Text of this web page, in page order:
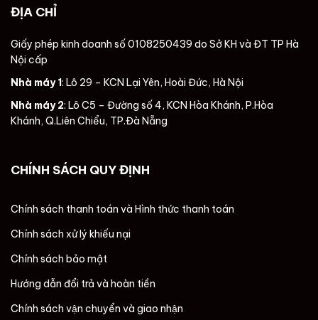
ĐỊA CHỈ
Giấy phép kinh doanh số 0108250439 do Sở KH và ĐT TP Hà
Nội cấp
Nhà máy 1: Lô 29 – KCN Lại Yên, Hoài Đức, Hà Nội
Nhà máy 2: Lô C5 – Đường số 4, KCN Hòa Khánh, P.Hòa
Khánh, Q.Liên Chiểu, TP.Đà Nẵng
CHÍNH SÁCH QUY ĐỊNH
Chính sách thanh toán và Hình thức thanh toán
Chính sách xử lý khiếu nại
Chính sách bảo mật
Hướng dẫn đổi trả và hoàn tiền
Chính sách vận chuyển và giao nhận